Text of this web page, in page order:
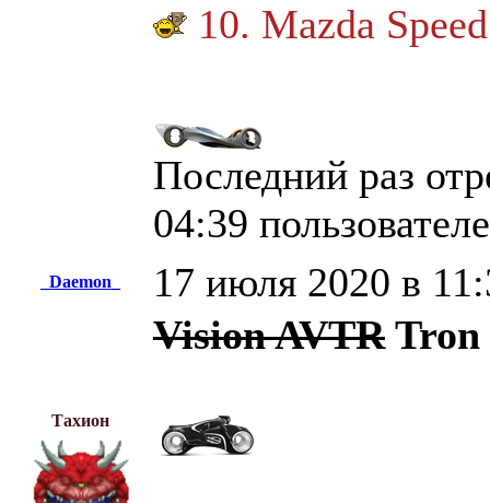
10. Mazda Speed
Последний раз
04:39
_Daemon_ 17 июля 2020 в
Тахион
Vision AVTRTron